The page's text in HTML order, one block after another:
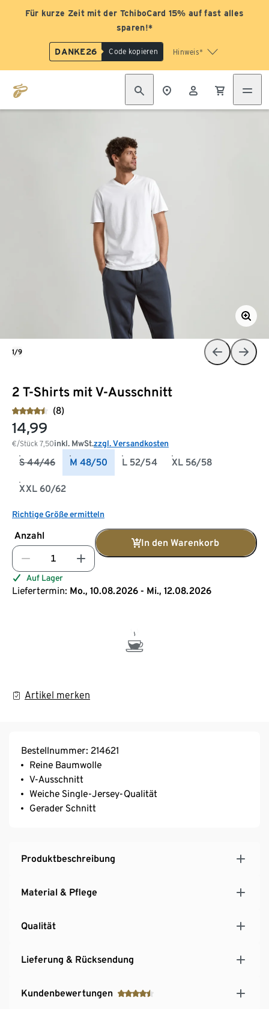
Für kurze Zeit mit der TchiboCard 15% auf fast alles
sparen!*
DANKE26 Code kopieren Hinweis*
2 T-Shirts mit V-Ausschnitt
(8)
14,99
€/Stück 7,50inkl. MwSt.zzgl. Versandkosten
S 44/46 M 48/50 L 52/54 XL 56/58
XXL 60/62
Richtige Größe ermitteln
Anzahl
In den Warenkorb
Auf Lager
Liefertermin: Mo., 10.08.2026 - Mi., 12.08.2026
Artikel merken
1/9
Bestellnummer: 214621
Reine Baumwolle
V-Ausschnitt
Weiche Single-Jersey-Qualität
Gerader Schnitt
Produktbeschreibung
Material & Pflege
Qualität
Lieferung & Rücksendung
Kundenbewertungen